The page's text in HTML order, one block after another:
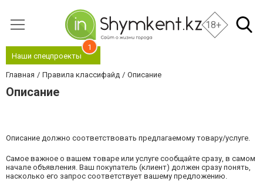
18+
Наши спецпроекты
1
Главная Правила классифайд Описание
Описание
Описание должно соответствовать предлагаемому товару/услуге.
Самое важное о вашем товаре или услуге сообщайте сразу, в самом
начале объявления. Ваш покупатель (клиент) должен сразу понять,
насколько его запрос соответствует вашему предложению.